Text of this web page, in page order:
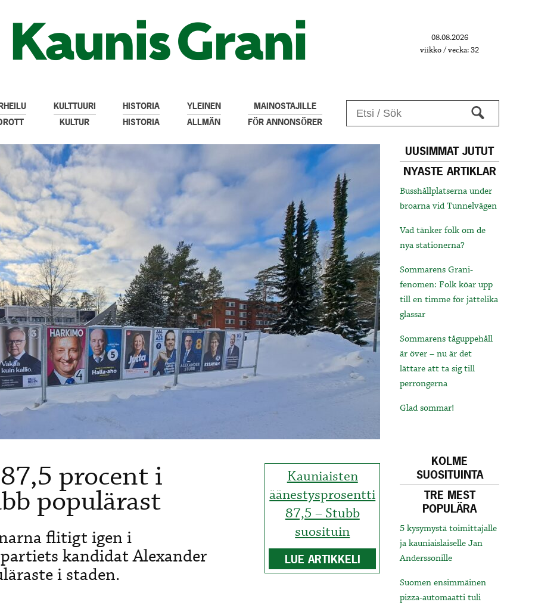
08.08.2026
viikko / vecka: 32
KULTTUURI
KULTUR
HISTORIA
HISTORIA
YLEINEN
ALLMÄN
MAINOSTAJILLE
FÖR ANNONSÖRER
Kauniaisten
äänestysprosentti
87,5 – Stubb
suosituin
LUE ARTIKKELI
procent i
populärast
flitigt igen i
kandidat Alexander
i staden.
UUSIMMAT JUTUT
NYASTE ARTIKLAR
Busshållplatserna under
broarna vid Tunnelvägen
Vad tänker folk om de
nya stationerna?
Sommarens Grani-
fenomen: Folk köar upp
till en timme för jättelika
glassar
Sommarens tåguppehåll
är över – nu är det
lättare att ta sig till
perrongerna
Glad sommar!
KOLME
SUOSITUINTA
TRE MEST
POPULÄRA
5 kysymystä toimittajalle
ja kauniaislaiselle Jan
Anderssonille
Suomen ensimmäinen
pizza-automaatti tuli